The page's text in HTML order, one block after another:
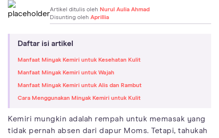
Artikel ditulis oleh Nurul Aulia Ahmad
Disunting oleh Aprillia
Daftar isi artikel
Manfaat Minyak Kemiri untuk Kesehatan Kulit
Manfaat Minyak Kemiri untuk Wajah
Manfaat Minyak Kemiri untuk Alis dan Rambut
Cara Menggunakan Minyak Kemiri untuk Kulit
Kemiri mungkin adalah rempah untuk memasak yang
tidak pernah absen dari dapur Moms. Tetapi, tahukah